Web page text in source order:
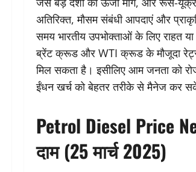
अतिरिक्त, मौसम संबंधी आपदाएं और
समय भारतीय उपभोक्ताओं के लिए राहत
ब्रेंट क्रूड और WTI क्रूड के मौजूदा
मिल सकता है। इसीलिए आम जनता को
ईंधन खर्च को बेहतर तरीके से मैनेज कर
Petrol Diesel Price
दाम (25 मार्च 2025)